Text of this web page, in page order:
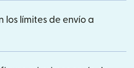
los límites de envío a